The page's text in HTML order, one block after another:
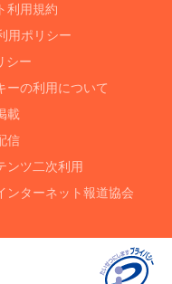
利用規約
用ポリシー
シー
ーの利用について
載
信
ンツ二次利用
ンターネット報道協会